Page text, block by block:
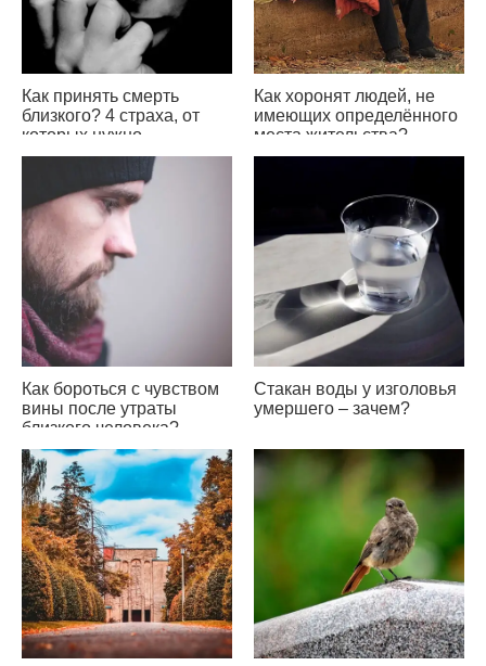
Как принять смерть
близкого? 4 страха, от
которых нужно
избавиться
Как хоронят людей, не
имеющих определённого
места жительства?
Как бороться с чувством
вины после утраты
близкого человека?
Стакан воды у изголовья
умершего – зачем?